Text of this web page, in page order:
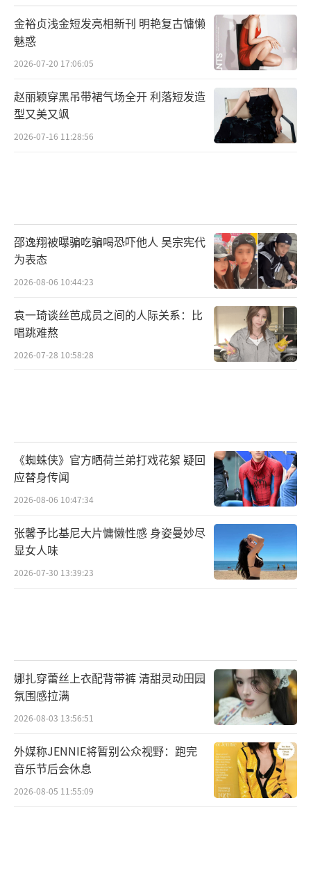
金裕贞浅金短发亮相新刊 明艳复古慵懒
魅惑
2026-07-20 17:06:05
赵丽颖穿黑吊带裙气场全开 利落短发造
型又美又飒
2026-07-16 11:28:56
邵逸翔被曝骗吃骗喝恐吓他人 吴宗宪代
为表态
2026-08-06 10:44:23
袁一琦谈丝芭成员之间的人际关系：比
唱跳难熬
2026-07-28 10:58:28
《蜘蛛侠》官方晒荷兰弟打戏花絮 疑回
应替身传闻
2026-08-06 10:47:34
张馨予比基尼大片慵懒性感 身姿曼妙尽
显女人味
2026-07-30 13:39:23
娜扎穿蕾丝上衣配背带裤 清甜灵动田园
氛围感拉满
2026-08-03 13:56:51
外媒称JENNIE将暂别公众视野：跑完
音乐节后会休息
2026-08-05 11:55:09